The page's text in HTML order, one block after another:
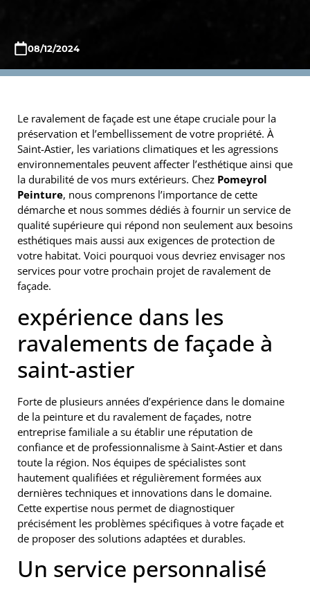
08/12/2024
Le ravalement de façade est une étape cruciale pour la
préservation et l’embellissement de votre propriété. À
Saint-Astier, les variations climatiques et les agressions
environnementales peuvent affecter l’esthétique ainsi que
la durabilité de vos murs extérieurs. Chez Pomeyrol
Peinture, nous comprenons l’importance de cette
démarche et nous sommes dédiés à fournir un service de
qualité supérieure qui répond non seulement aux besoins
esthétiques mais aussi aux exigences de protection de
votre habitat. Voici pourquoi vous devriez envisager nos
services pour votre prochain projet de ravalement de
façade.
expérience dans les
ravalements de façade à
saint-astier
Forte de plusieurs années d’expérience dans le domaine
de la peinture et du ravalement de façades, notre
entreprise familiale a su établir une réputation de
confiance et de professionnalisme à Saint-Astier et dans
toute la région. Nos équipes de spécialistes sont
hautement qualifiées et régulièrement formées aux
dernières techniques et innovations dans le domaine.
Cette expertise nous permet de diagnostiquer
précisément les problèmes spécifiques à votre façade et
de proposer des solutions adaptées et durables.
Un service personnalisé